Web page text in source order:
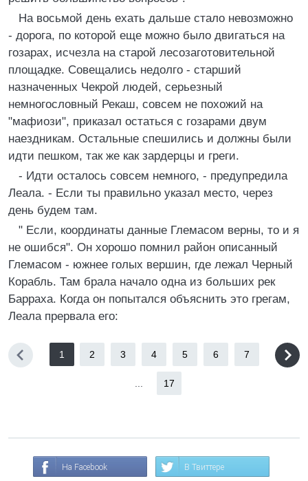
На восьмой день ехать дальше стало невозможно
- дорога, по которой еще можно было двигаться на
гозарах, исчезла на старой лесозаготовительной
площадке. Совещались недолго - старший
назначенных Чекрой людей, серьезный
немногословный Рекаш, совсем не похожий на
"мафиози", приказал остаться с гозарами двум
наездникам. Остальные спешились и должны были
идти пешком, так же как зардерцы и греги.
- Идти осталось совсем немного, - предупредила
Леала. - Если ты правильно указал место, через
день будем там.
" Если, координаты данные Глемасом верны, то и я
не ошибся". Он хорошо помнил район описанный
Глемасом - южнее голых вершин, где лежал Черный
Корабль. Там брала начало одна из больших рек
Барраха. Когда он попытался объяснить это грегам,
Леала прервала его:
1 2 3 4 5 6 7
17
На Facebook В Твиттере